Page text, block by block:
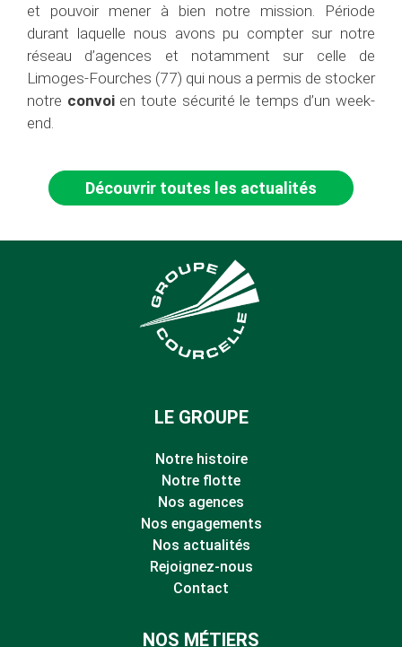
et pouvoir mener à bien notre mission. Période
durant laquelle nous avons pu compter sur notre
réseau d’agences et notamment sur celle de
Limoges-Fourches (77) qui nous a permis de stocker
notre convoien toute sécurité le temps d’un week-
end.
Découvrir toutes les actualités
LE GROUPE
Notre histoire
Notre flotte
Nos agences
Nos engagements
Nos actualités
Rejoignez-nous
Contact
NOS MÉTIERS